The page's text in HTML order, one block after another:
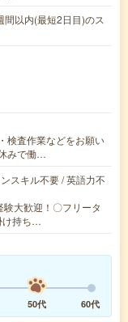
以内(最短2日目)のス
検査作業などをお願い
みで働…
スキル不要 / 英語力不
験大歓迎！〇フリータ
け持ち…
50代 60代